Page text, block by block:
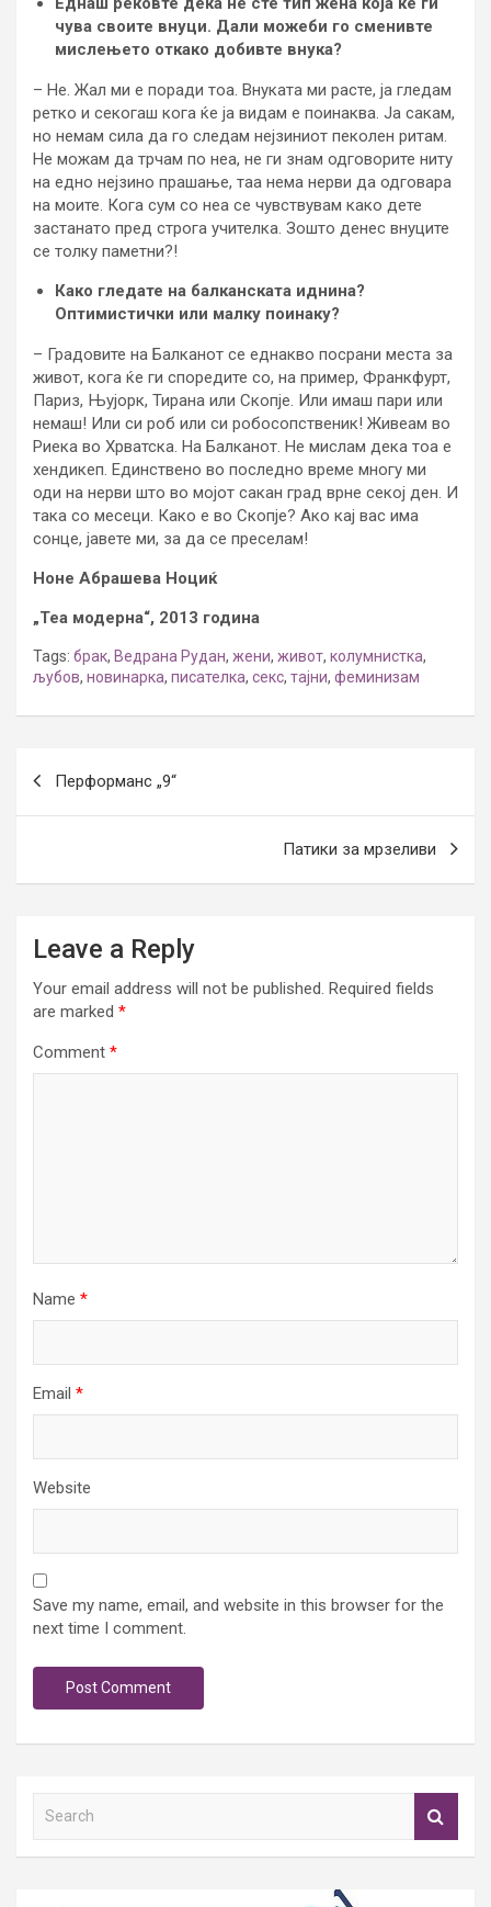
чува своите внуци. Дали можеби го сменивте
мислењето откако добивте внука?
– Не. Жал ми е поради тоа. Внуката ми расте, ја гледам
ретко и секогаш кога ќе ја видам е поинаква. Ја сакам,
но немам сила да го следам нејзиниот пеколен ритам.
Не можам да трчам по неа, не ги знам одговорите ниту
на едно нејзино прашање, таа нема нерви да одговара
на моите. Кога сум со неа се чувствувам како дете
застанато пред строга учителка. Зошто денес внуците
се толку паметни?!
Како гледате на балканската иднина?
Оптимистички или малку поинаку?
– Градовите на Балканот се еднакво посрани места за
живот, кога ќе ги споредите со, на пример, Франкфурт,
Париз, Њујорк, Тирана или Скопје. Или имаш пари или
немаш! Или си роб или си робосопственик! Живеам во
Риека во Хрватска. На Балканот. Не мислам дека тоа е
хендикеп. Единствено во последно време многу ми
оди на нерви што во мојот сакан град врне секој ден. И
така со месеци. Како е во Скопје? Ако кај вас има
сонце, јавете ми, за да се преселам!
Ноне Абрашева Ноциќ
„Теа модерна“, 2013 година
Tags: брак, Ведрана Рудан, жени, живот, колумнистка,
љубов, новинарка, писателка, секс, тајни, феминизам
navigation
Перформанс „9“
Патики за мрзеливи
Leave a Reply
Your email address will not be published. Required fields
are marked *
Comment *
Name *
Email *
Website
Save my name, email, and website in this browser for the
next time I comment.